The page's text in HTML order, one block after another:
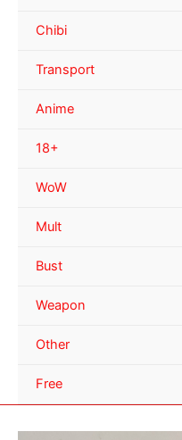
Chibi
Transport
Anime
18+
WoW
Mult
Bust
Weapon
Other
Free